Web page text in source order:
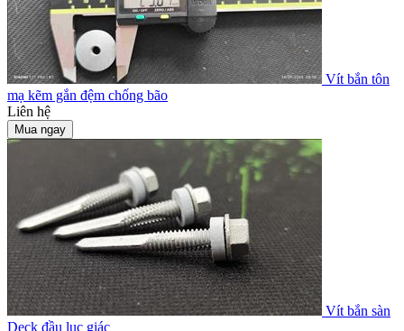
Vít bắn tôn
mạ kẽm gắn đệm chống bão
Liên hệ
Mua ngay
Vít bắn sàn
Deck đầu lục giác